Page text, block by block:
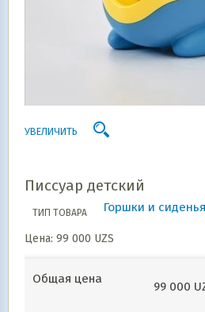
УВЕЛИЧИТЬ
Писсуар детский
ТИП ТОВАРА Горшки и
Цена: 99 000 UZS
Общая цена
99 000